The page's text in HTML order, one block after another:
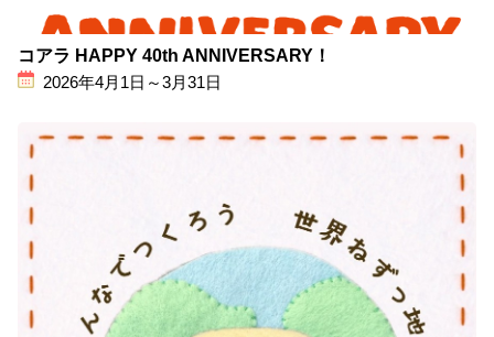
コアラ HAPPY 40th ANNIVERSARY！
2026年4月1日～3月31日